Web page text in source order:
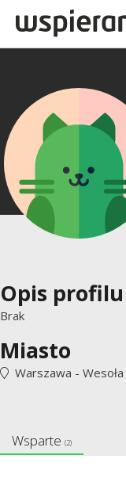
Opis profilu
Brak
Miasto
Warszawa - Wesoła
Wsparte (2)